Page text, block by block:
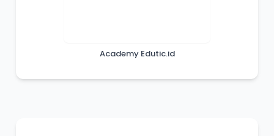
Academy Edutic.id